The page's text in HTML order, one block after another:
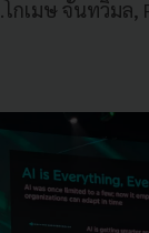
กเมษ จันทวิมล,